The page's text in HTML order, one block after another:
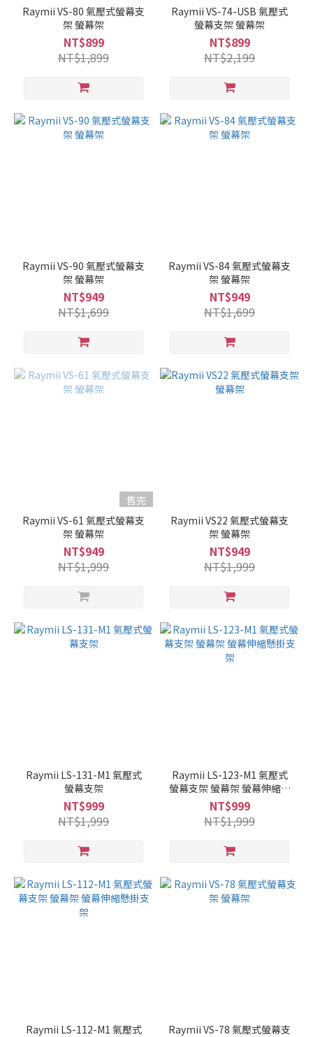
Raymii VS-80 氣壓式螢幕支
架 螢幕架
NT$899
NT$1,899
Raymii VS-74-USB 氣壓式
螢幕支架 螢幕架
NT$899
NT$2,199
Raymii VS-90 氣壓式螢幕支
架 螢幕架
NT$949
NT$1,699
Raymii VS-84 氣壓式螢幕支
架 螢幕架
NT$949
NT$1,699
售完
Raymii VS-61 氣壓式螢幕支
架 螢幕架
NT$949
NT$1,999
Raymii VS22 氣壓式螢幕支
架 螢幕架
NT$949
NT$1,999
Raymii LS-131-M1 氣壓式
螢幕支架
NT$999
NT$1,999
Raymii LS-123-M1 氣壓式
螢幕支架 螢幕架 螢幕伸縮懸
掛支架
NT$999
NT$1,999
Raymii LS-112-M1 氣壓式
Raymii VS-78 氣壓式螢幕支